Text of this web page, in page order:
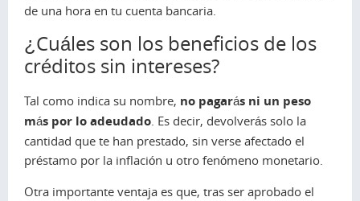
de una hora en tu cuenta bancaria.
¿Cuáles son los beneficios de los
créditos sin intereses?
Tal como indica su nombre, no pagarás ni un peso
más por lo adeudado . Es decir, devolverás solo la
cantidad que te han prestado, sin verse afectado el
préstamo por la inflación u otro fenómeno monetario.
Otra importante ventaja es que, tras ser aprobado el